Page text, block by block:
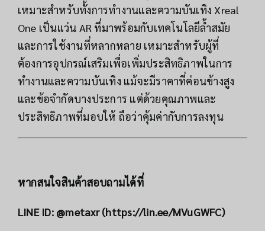
เหมาะสำหรับทั้งการทำงานและความบันเทิง Xreal
One เป็นแว่น AR ที่มาพร้อมกับเทคโนโลยีล้ำสมัย
และการใช้งานที่หลากหลาย เหมาะสำหรับผู้ที่
ต้องการอุปกรณ์เสริมเพื่อเพิ่มประสิทธิภาพในการ
ทำงานและความบันเทิง แม้จะมีราคาที่ค่อนข้างสูง
และข้อจำกัดบางประการ แต่ด้วยคุณภาพและ
ประสิทธิภาพที่มอบให้ ถือว่าคุ้มค่ากับการลงทุน
หากสนใจสินค้าสอบถามได้ที่
LINE ID: @metaxr (https://lin.ee/MVuGWFC)